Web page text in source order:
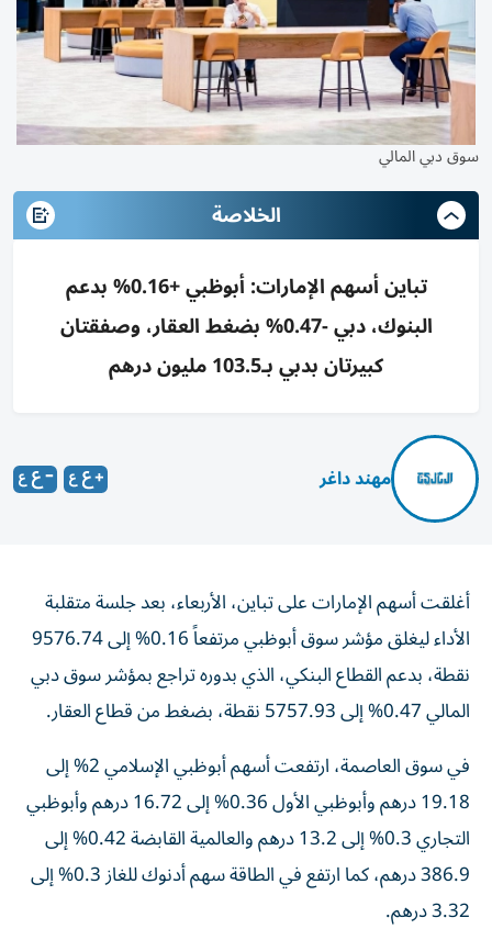
سوق دبي المالي
الخلاصة
تباين أسهم الإمارات: أبوظبي +0.16% بدعم
البنوك، دبي -0.47% بضغط العقار، وصفقتان
كبيرتان بدبي بـ103.5 مليون درهم
مهند داغر
أغلقت أسهم الإمارات على تباين، الأربعاء، بعد جلسة متقلبة
الأداء ليغلق مؤشر سوق أبوظبي مرتفعاً 0.16% إلى 9576.74
نقطة، بدعم القطاع البنكي، الذي بدوره تراجع بمؤشر سوق دبي
المالي 0.47% إلى 5757.93 نقطة، بضغط من قطاع العقار.
في سوق العاصمة، ارتفعت أسهم أبوظبي الإسلامي 2% إلى
19.18 درهم وأبوظبي الأول 0.36% إلى 16.72 درهم وأبوظبي
التجاري 0.3% إلى 13.2 درهم والعالمية القابضة 0.42% إلى
386.9 درهم، كما ارتفع في الطاقة سهم أدنوك للغاز 0.3% إلى
3.32 درهم.